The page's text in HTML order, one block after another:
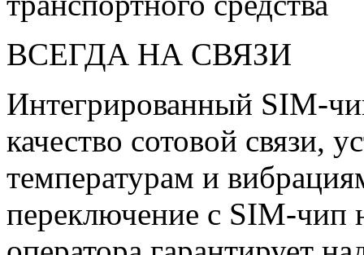
ВСЕГДА НА СВЯЗИ
Интегрированный SIM-
качество сотовой связи,
температурам и
переключение с SIM-чип